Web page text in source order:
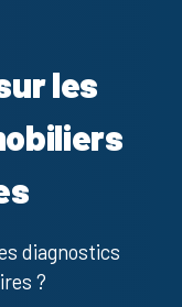
les
diagnostics
?